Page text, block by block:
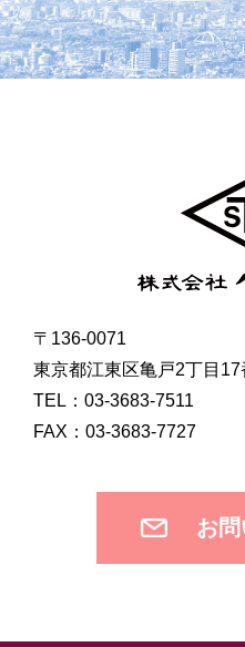
〒136-0071
東京都江東区亀戸2丁目
TEL：03-3683-7511
FAX：03-3683-7727
お